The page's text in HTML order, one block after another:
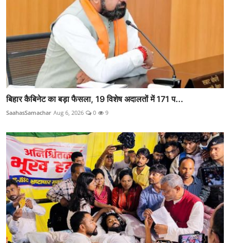
बिहार कैबिनेट का बड़ा फैसला, 19 विशेष अदालतों में 171 प...
SaahasSamachar Aug 6, 2026 0 9